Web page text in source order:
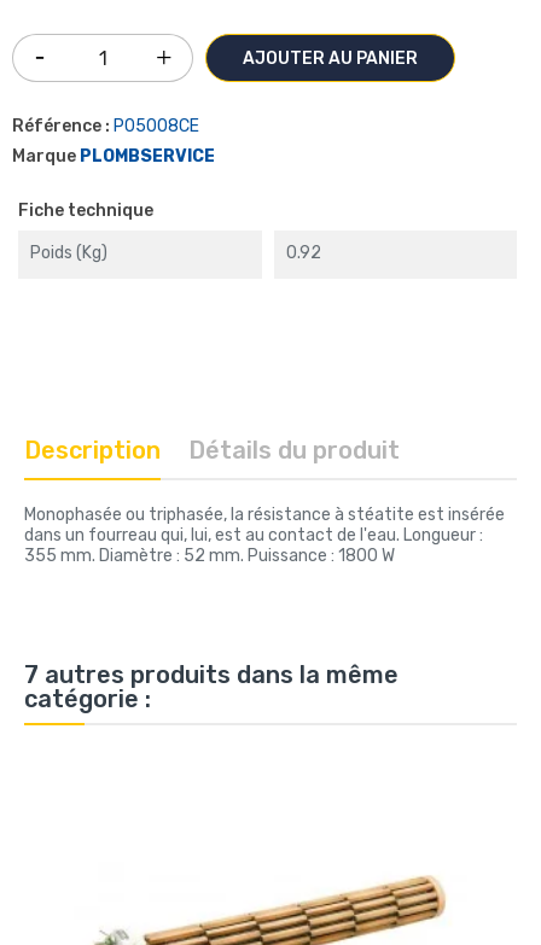
AJOUTER AU PANIER
Référence : P05008CE
Marque PLOMBSERVICE
Fiche technique
Poids (kg) 0.92
Description Détails du produit
Monophasée ou triphasée, la résistance à stéatite est insérée
dans un fourreau qui, lui, est au contact de l'eau. Longueur :
355 mm. Diamètre : 52 mm. Puissance : 1800 W
7 autres produits dans la même
catégorie :